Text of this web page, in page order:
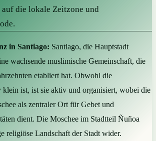
auf die lokale Zeitzone und
in Santiago: Santiago, die Hauptstadt
wachsende muslimische Gemeinschaft, die
etabliert hat. Obwohl die
klein ist, ist sie aktiv und organisiert, wobei die
als zentraler Ort für Gebet und
dient. Die Moschee im Stadtteil Ñuñoa
religiöse Landschaft der Stadt wider.